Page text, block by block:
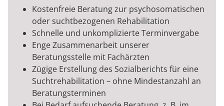
Kostenfreie Beratung zur psychosomatischen
oder suchtbezogenen Rehabilitation
Schnelle und unkomplizierte Terminvergabe
Enge Zusammenarbeit unserer
Beratungsstelle mit Fachärzten
Zügige Erstellung des Sozialberichts für eine
Suchtrehabilitation – ohne Mindestanzahl an
Beratungsterminen